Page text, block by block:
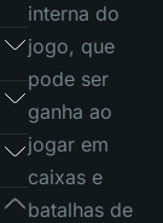
interna do
jogo, que
pode ser
ganha ao
jogar em
caixas e
batalhas de